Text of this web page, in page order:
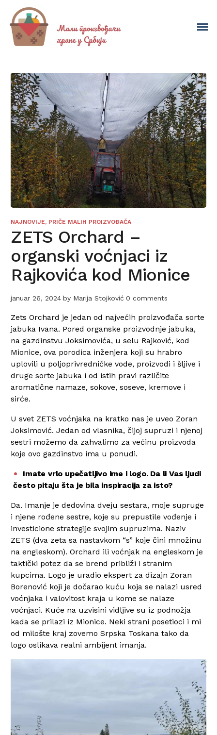
NAJNOVIJE, PRIČE MALIH PROIZVOĐAČA
ZETS Orchard –
organski voćnjaci iz
Rajkovića kod Mionice
januar 26, 2024 by Marija Stojković 0 comments
Zets Orchard je jedan od najvećih proizvođača sorte
jabuka Ivana. Pored organske proizvodnje jabuka,
na gazdinstvu Joksimovića, u selu Rajković, kod
Mionice, ova porodica inženjera koji su hrabro
uplovili u poljoprivredničke vode, proizvodi i šljive i
druge sorte jabuka i od istih pravi različite
aromatične namaze, sokove, soseve, kremove i
sirće.
U svet ZETS voćnjaka na kratko nas je uveo Zoran
Joksimović. Jedan od vlasnika, čijoj supruzi i njenoj
sestri možemo da zahvalimo za većinu proizvoda
koje ovo gazdinstvo ima u ponudi.
Imate vrlo upečatljivo ime i logo. Da li Vas ljudi
često pitaju šta je bila inspiracija za isto?
Da. Imanje je dedovina dveju sestara, moje supruge
i njene rođene sestre, koje su prepustile vođenje i
investicione strategije svojim supruzima. Naziv
ZETS (dva zeta sa nastavkom “s” koje čini množinu
na engleskom). Orchard ili voćnjak na engleskom je
taktički potez da se brend približi i stranim
kupcima. Logo je uradio ekspert za dizajn Zoran
Borenović koji je dočarao kuću koja se nalazi usred
voćnjaka i valovitost kraja u kome se nalaze
voćnjaci. Kuće na uzvisini vidljive su iz podnožja
kada se prilazi iz Mionice. Neki strani posetioci i mi
od milošte kraj zovemo Srpska Toskana tako da
logo oslikava realni ambijent imanja.